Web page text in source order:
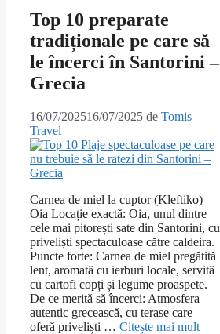
Top 10 preparate
tradiționale pe care să
le încerci în Santorini –
Grecia
16/07/202516/07/2025 de Tomis
Travel
Carnea de miel la cuptor (Kleftiko) –
Oia Locație exactă: Oia, unul dintre
cele mai pitorești sate din Santorini, cu
priveliști spectaculoase către caldeira.
Puncte forte: Carnea de miel pregătită
lent, aromată cu ierburi locale, servită
cu cartofi copți și legume proaspete.
De ce merită să încerci: Atmosfera
autentic grecească, cu terase care
oferă priveliști … Citește mai mult